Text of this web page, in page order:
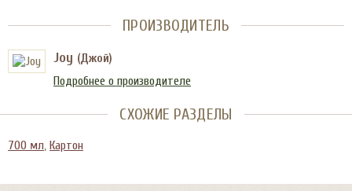
ПРОИЗВОДИТЕЛЬ
Joy (Джой)
Подробнее о производителе
СХОЖИЕ РАЗДЕЛЫ
700 мл, Картон